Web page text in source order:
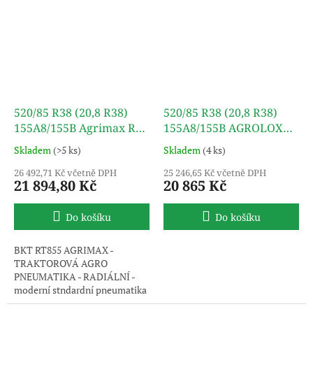
520/85 R38 (20,8 R38)
155A8/155B Agrimax RT
855 TL BKT
Skladem(>5 ks)
26 492,71 Kč včetně DPH
21 894,80 Kč
Do košíku
BKT RT855 AGRIMAX -
TRAKTOROVÁ AGRO
PNEUMATIKA - RADIÁLNÍ -
moderní stndardní pneumatika
s extra vysokou nosností.
520/85 R38 (20,8 R38)
155A8/155B AGROLOX
TL ÖZKA
Skladem(4 ks)
25 246,65 Kč včetně DPH
20 865 Kč
Do košíku